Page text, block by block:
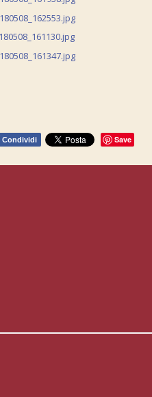
Condividi Save